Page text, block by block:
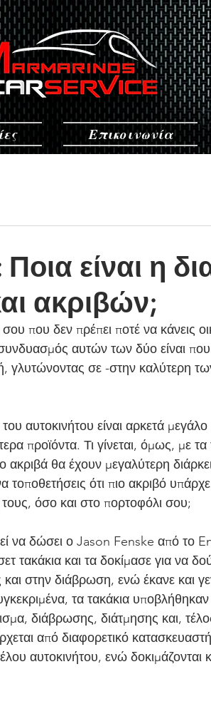
Επικοινωνία
είναι η
ακριβών;
που δεν πρέπει ποτέ να κάνεις
αυτών των δύο είναι
γλυτώνοντας σε -στην καλύτερη
αυτοκινήτου είναι αρκετά
προϊόντα. Τι γίνεται, όμως, με
ακριβά θα έχουν μεγαλύτερη
τοποθετήσεις ότι πιο ακριβό
όσο και στο πορτοφόλι σου;
να δώσει ο Jason Fenske από το
τακάκια και τα δοκίμασε για να
στην διάβρωση, ενώ έκανε και
τα τακάκια
διάβρωσης, διάτμησης και,
από διαφορετικό
αυτοκινήτου, ενώ δοκιμάζονται